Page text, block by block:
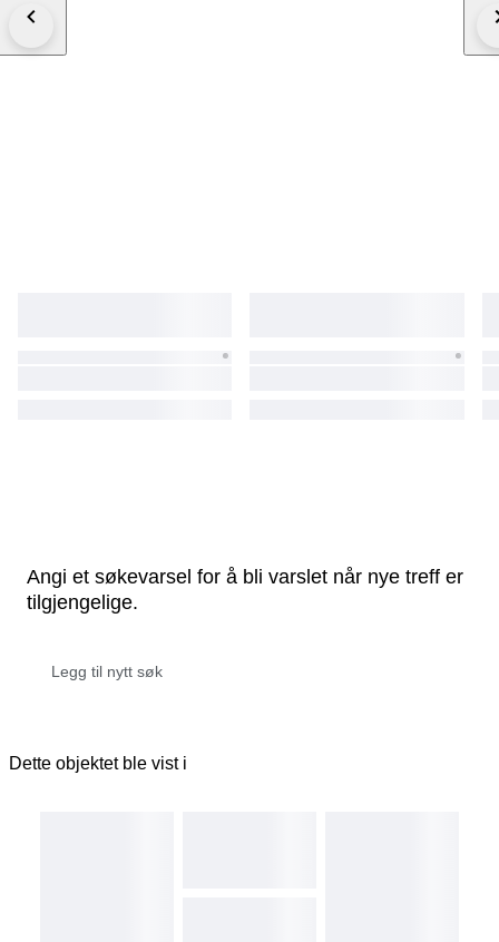
Angi et søkevarsel for å bli varslet når nye treff er
tilgjengelige.
Dette objektet ble vist i